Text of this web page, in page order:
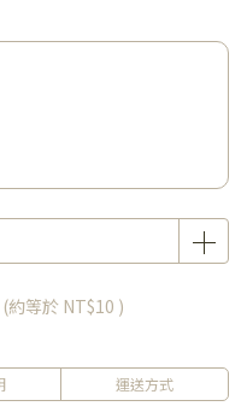
約等於 NT$10 )
運送方式